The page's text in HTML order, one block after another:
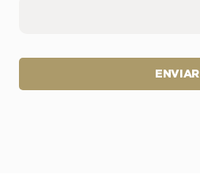
ENVIAR